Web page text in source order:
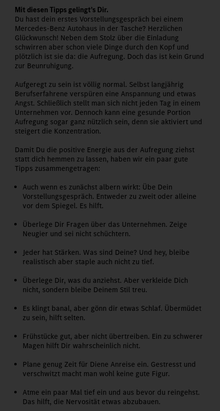
Mit diesen Tipps gelingt’s Dir.
Du hast dein erstes Vorstellungsgespräch bei einem
Mercedes-Benz Autohaus in der Tasche? Herzlichen
Glückwunsch! Neben dem Stolz über die Einladung
schwirren aber schon viele Dinge durch den Kopf und
plötzlich ist sie da: die Aufregung. Doch das ist kein Grund
zur Beunruhigung.
Aufgeregt zu sein ist völlig normal. Selbst langjährig
Berufserfahrene verspüren eine Anspannung und etwas
Angst. Schließlich stellt man sich nicht jeden Tag in einem
Unternehmen vor. Dennoch kann eine gesunde Portion
Aufregung sogar ganz nützlich sein, denn sie aktiviert und
steigert die Konzentration.
Damit Du die positive Energie aus der Aufregung ziehst
statt dich hemmen zu lassen, haben wir ein paar gute
Tipps zusammengetragen:
Auch wenn es zunächst albern wirkt: Übe Dein
Vorstellungsgespräch. Entweder zu zweit oder alleine
vor dem Spiegel. Es hilft.
Überlege Dir Fragen über das Unternehmen. Zeige
Neugier und sei nicht schüchtern.
Jeder hat Stärken. Was sind Deine? Und hey, bleibe
realistisch aber staple auch nicht zu tief.
Überlege Dir, was du anziehst. Aber verkleide Dich
nicht, sondern bleibe Deinem Stil treu.
Es klingt banal, aber gönn dir etwas Schlaf. Übermüdet
zu sein, hilft selten.
Frühstücke gut, aber nicht übertreiben. Ein zu schwerer
Magen hilft Dir wahrscheinlich nicht.
Plane genug Zeit für Diene Anreise ein. Gestresst und
verschwitzt macht man wohl keine gute Figur.
Atme ein paar Mal tief ein und aus bevor du reingehst.
Das hilft, die Nervosität etwas abzubauen.